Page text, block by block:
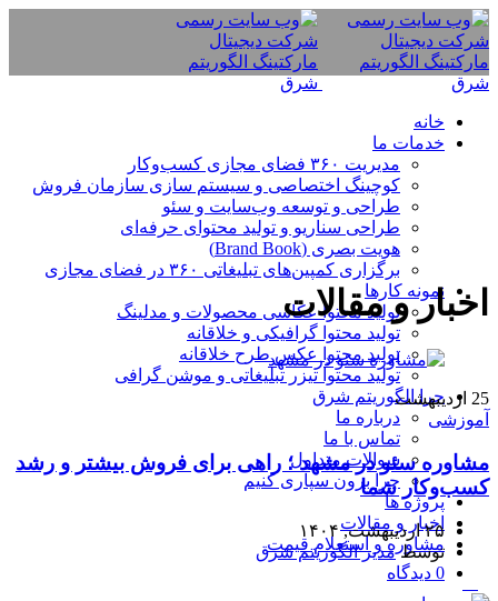
خانه
خدمات ما
مدیریت ۳۶۰ فضای مجازی کسب‌وکار
کوچینگ اختصاصی و سیستم سازی سازمان فروش
طراحی و توسعه وب‌سایت و سئو
طراحی سناریو و تولید محتوای حرفه‌ای
هویت بصری (Brand Book)
برگزاری کمپین‌های تبلیغاتی ۳۶۰ در فضای مجازی
نمونه کارها
تولید محتوا عکاسی محصولات و مدلینگ
تولید محتوا گرافیکی و خلاقانه
تولید محتوا عکس طرح خلاقانه
تولید محتوا تیزر تبلیغاتی و موشن گرافی
چرا الگوریتم شرق
درباره ما
تماس با ما
سوالات متداول
چرا برون سپاری کنیم
پروژه ها
اخبار و مقالات
مشاوره و استعلام قیمت
منو
اخبار و مقالات
25 اردیبهشت
آموزشی
مشاوره سئو در مشهد ؛ راهی برای فروش بیشتر و رشد
کسب‌وکار شما
۲۵ اردیبهشت, ۱۴۰۴
توسطمدیر الگوریتم شرق
0 دیدگاه